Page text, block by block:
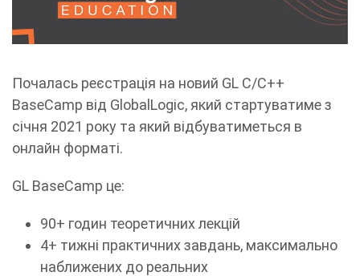
Почалась реєстрація на новий GL C/C++
BaseCamp від GlobalLogic, який стартуватиме з
січня 2021 року та який відбуватиметься в
онлайн форматі.
GL BaseCamp це:
90+ годин теоретичних лекцій
4+ тижні практичних завдань, максимально
наближених до реальних